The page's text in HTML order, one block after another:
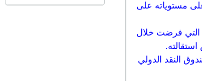
معاودة ملامسة المستوى 6.79 بالقرب من أعلى مستوياته على
التي فرضت خلال
النقد الدولي